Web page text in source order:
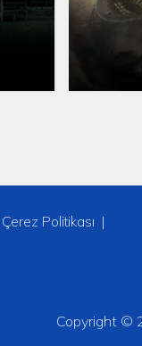
Çerez Politikası
Copyright ©